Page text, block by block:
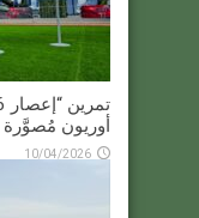
أوريون مُصوَّرة
10/04/2026